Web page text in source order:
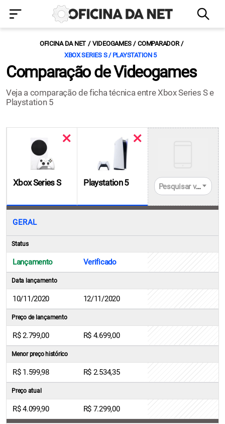
OFICINA DA NET VIDEOGAMES
COMPARADOR
XBOX SERIES S / PLAYSTATION 5
Comparação de Videogames
Veja a comparação de ficha técnica entre Xbox Series S e
Playstation 5
Xbox Series S Playstation 5 Pesquisar videogames
GERAL
Status
Lançamento Verificado
Data lançamento
10/11/2020 12/11/2020
Preço de lançamento
R$ 2.799,00 R$ 4.699,00
Menor preço histórico
R$ 1.599,98 R$ 2.534,35
Preço atual
R$ 4.099,90 R$ 7.299,00